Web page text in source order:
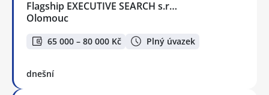
Flagship EXECUTIVE SEARCH s.r…
Olomouc
65 000 – 80 000 Kč Plný úvazek
dnešní